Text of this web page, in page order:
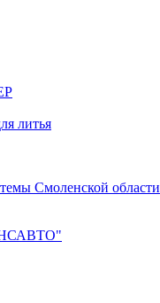
литья
Смоленской области